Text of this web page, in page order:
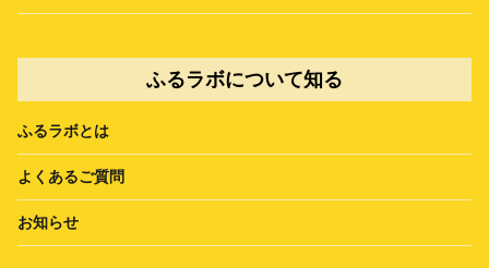
ふるラボについて知る
ふるラボとは
よくあるご質問
お知らせ